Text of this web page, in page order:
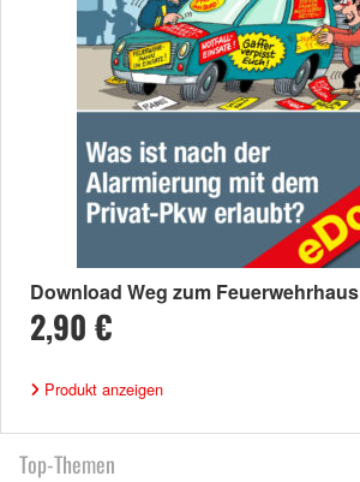
Download Weg zum Feuerwehrhaus
2,90 €
Produkt anzeigen
Top-Themen